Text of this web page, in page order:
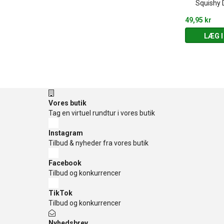
Squishy
49,95 kr
LÆG I
Vores butik
Tag en virtuel rundtur i vores butik
Instagram
Tilbud & nyheder fra vores butik
Facebook
Tilbud og konkurrencer
TikTok
Tilbud og konkurrencer